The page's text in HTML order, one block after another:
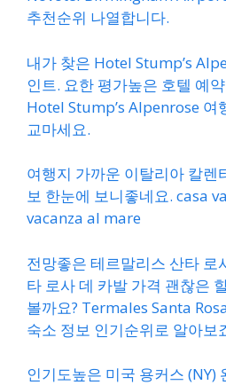
추천순위 나열합니다.
내가 찾은 Hotel Stump’s
인트. 요한 평가높은 호텔 예
Hotel Stump’s Alpenrose 여
교마세요.
여행지 가까운 이탈리아 칼렌
보 한눈에 보니좋네요. casa
vacanza al mare
전망좋은 테르말리스 산타 로
타 로사 데 카발 가격 괜찮은
볼까요? Termales Santa
숙소 정보 인기순위로 알아보
인기도높은 미국 용커스 (NY)